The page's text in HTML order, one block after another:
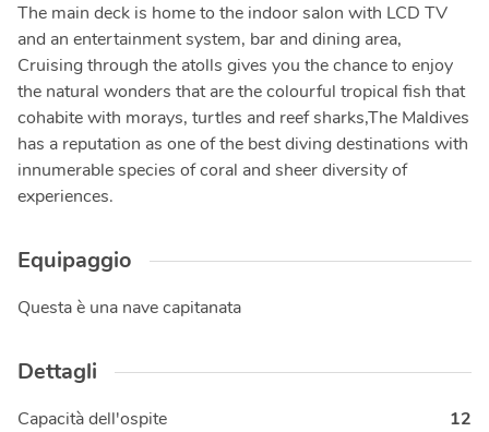
The main deck is home to the indoor salon with LCD TV
and an entertainment system, bar and dining area,
Cruising through the atolls gives you the chance to enjoy
the natural wonders that are the colourful tropical fish that
cohabite with morays, turtles and reef sharks,The Maldives
has a reputation as one of the best diving destinations with
innumerable species of coral and sheer diversity of
experiences.
Equipaggio
Questa è una nave capitanata
Dettagli
Capacità dell'ospite
12